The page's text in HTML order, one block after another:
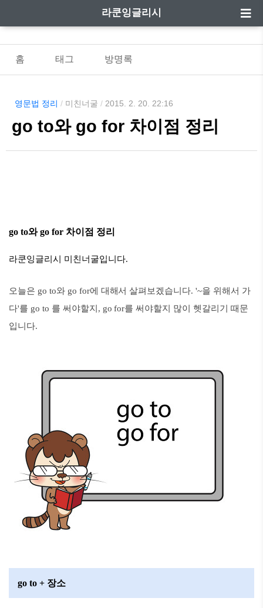
라쿤잉글리시
홈 태그 방명록
영문법 정리 / 미친너굴 / 2015. 2. 20. 22:16
go to와 go for 차이점 정리
go to와 go for 차이점 정리
라쿤잉글리시 미친너굴입니다.
오늘은 go to와 go for에 대해서 살펴보겠습니다. '~을 위해서 가
다'를 go to 를 써야할지, go for를 써야할지 많이 헷갈리기 때문
입니다.
go to + 장소